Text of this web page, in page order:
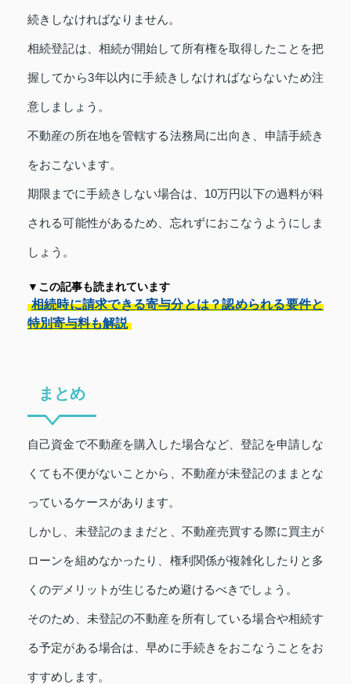
続きしなければなりません。
相続登記は、相続が開始して所有権を取得したことを把
握してから3年以内に手続きしなければならないため注
意しましょう。
不動産の所在地を管轄する法務局に出向き、申請手続き
をおこないます。
期限までに手続きしない場合は、10万円以下の過料が科
される可能性があるため、忘れずにおこなうようにしま
しょう。
▼この記事も読まれています
相続時に請求できる寄与分とは？認められる要件と
特別寄与料も解説
まとめ
自己資金で不動産を購入した場合など、登記を申請しな
くても不便がないことから、不動産が未登記のままとな
っているケースがあります。
しかし、未登記のままだと、不動産売買する際に買主が
ローンを組めなかったり、権利関係が複雑化したりと多
くのデメリットが生じるため避けるべきでしょう。
そのため、未登記の不動産を所有している場合や相続す
る予定がある場合は、早めに手続きをおこなうことをお
すすめします。